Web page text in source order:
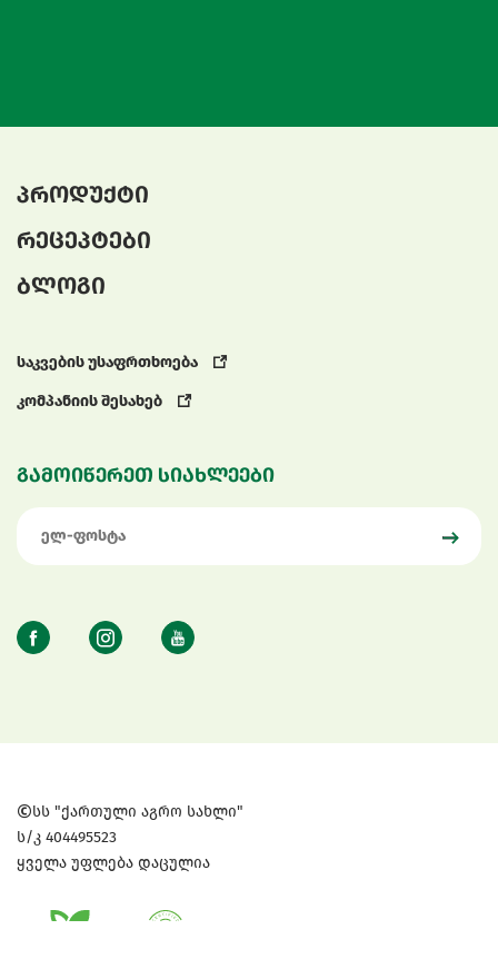
პროდუქტი
რეცეპტები
ბლოგი
საკვების უსაფრთხოება
კომპანიის შესახებ
გამოიწერეთ სიახლეები
სს "ქართული აგრო სახლი"
ს/კ 404495523
ყველა უფლება დაცულია